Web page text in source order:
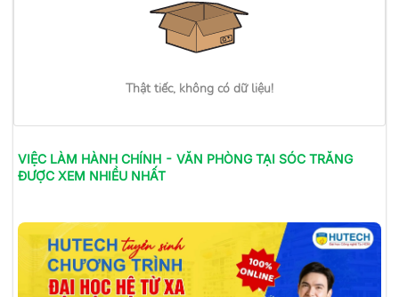
Thật tiếc, không có dữ liệu!
VIỆC LÀM HÀNH CHÍNH - VĂN PHÒNGTẠI SÓC TRĂNG
ĐƯỢC XEM NHIỀU NHẤT